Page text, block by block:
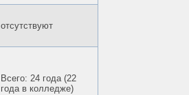
отсутствуют
Всего: 24 года (22
года в колледже)